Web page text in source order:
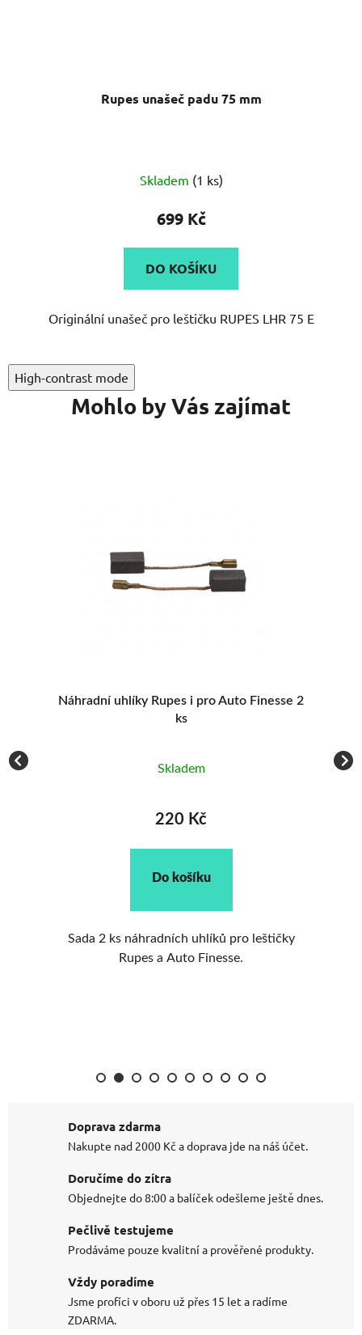
Rupes unašeč padu 75 mm
Skladem (1 ks)
699 Kč
DO KOŠÍKU
Originální unašeč pro leštičku RUPES LHR 75 E
High-contrast mode
Mohlo by Vás zajímat
Náhradní uhlíky Rupes i pro Auto Finesse 2
ks
Skladem
220 Kč
Do košíku
Sada 2 ks náhradních uhlíků pro leštičky
Rupes a Auto Finesse.
Doprava zdarma
Nakupte nad 2000 Kč a doprava jde na náš účet.
Doručíme do zítra
Objednejte do 8:00 a balíček odešleme ještě dnes.
Pečlivě testujeme
Prodáváme pouze kvalitní a prověřené produkty.
Vždy poradíme
Jsme profíci v oboru už přes 15 let a radíme
ZDARMA.